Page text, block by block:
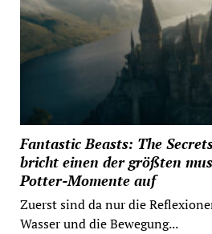
Fantastic Beasts: The
bricht einen der größten
Potter-Momente auf
Zuerst sind da nur die
Wasser und die Bewegung...